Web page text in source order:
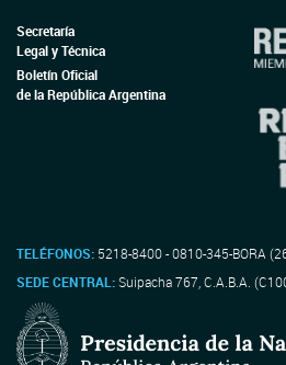
Secretaría
Legal y Técnica
Boletín Oficial
de la República Argentina
TELÉFONOS: 5218-8400 - 0810-345-BORA
SEDE CENTRAL:Suipacha 767, C.A.B.A.